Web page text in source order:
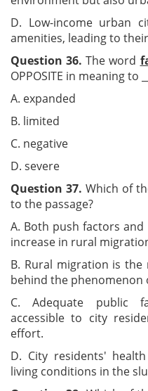
D. Low-income urban
amenities, leading to
Question 36. The word
OPPOSITE in meaning to
A. expanded
B. limited
C. negative
D. severe
Question 37. Which of
to the passage?
A. Both push factors
increase in rural
B. Rural migration is
behind the
C. Adequate public
accessible to city
effort.
D. City residents'
living conditions in the